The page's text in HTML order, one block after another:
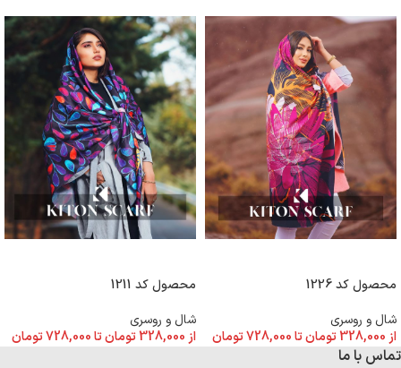
محصول کد 1226
شال و روسری
از 328,000تومانتا728,000تومان
محصول کد 1211
شال و روسری
از 328,000تومانتا728,000تومان
تماس با ما